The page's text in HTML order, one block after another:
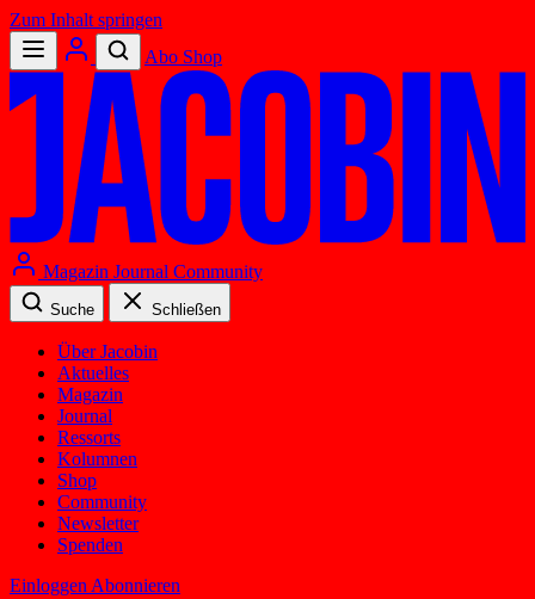
Zum Inhalt springen
Abo Shop
Magazin Journal Community
Suche Schließen
Über Jacobin
Aktuelles
Magazin
Journal
Ressorts
Kolumnen
Shop
Community
Newsletter
Spenden
Einloggen Abonnieren